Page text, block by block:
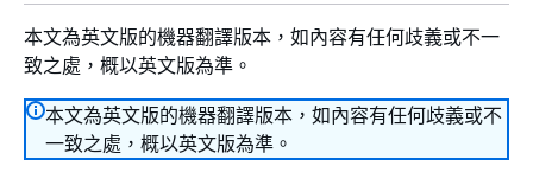
本文為英文版的機器翻譯版本，如內容有任何歧義或不一
致之處，概以英文版為準。
本文為英文版的機器翻譯版本，如內容有任何歧義或不
一致之處，概以英文版為準。